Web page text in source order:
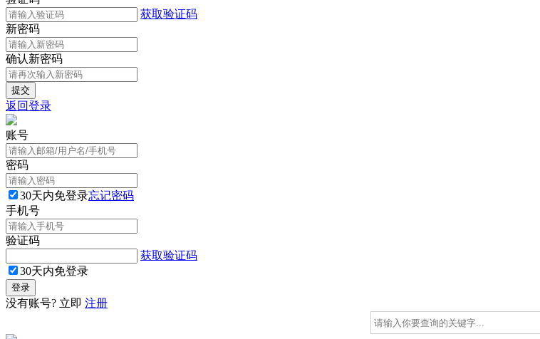
获取验证码
新密码
确认新密码
返回登录
账号
密码
30天内免登录忘记密码
手机号
验证码
获取验证码
30天内免登录
没有账号? 立即 注册